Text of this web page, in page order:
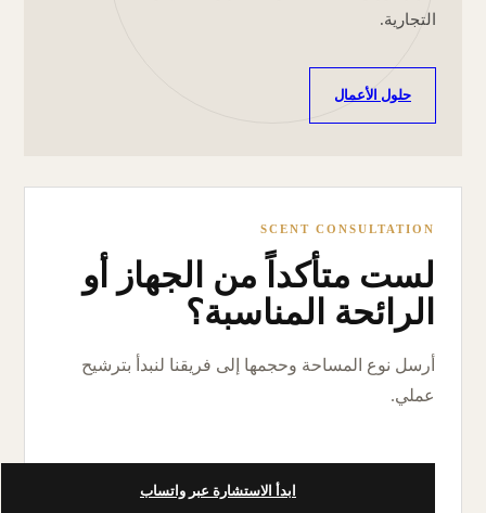
التجارية.
حلول الأعمال
SCENT CONSULTATION
لست متأكداً من الجهاز أو
الرائحة المناسبة؟
أرسل نوع المساحة وحجمها إلى فريقنا لنبدأ بترشيح
عملي.
ابدأ الاستشارة عبر واتساب